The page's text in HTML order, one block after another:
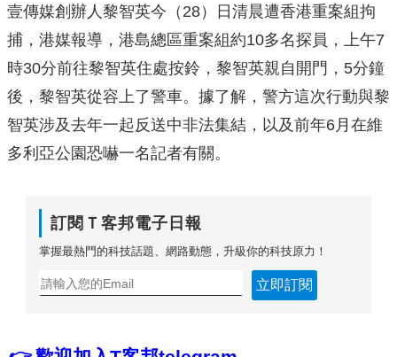
壹傳媒創辦人黎智英今（28）日清晨遭香港重案組拘
捕，港媒報導，港島總區重案組約10多名探員，上午7
時30分前往黎智英住處按鈴，黎智英親自開門，5分鐘
後，黎智英從容上了警車。據了解，警方這次行動與黎
智英涉及去年一起反送中非法集結，以及前年6月在維
多利亞公園恐嚇一名記者有關。
訂閱Ｔ客邦電子日報
掌握最熱門的科技話題、網路動態，升級你的科技原力！
立即訂閱